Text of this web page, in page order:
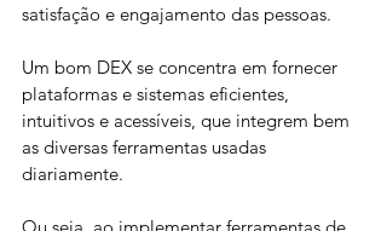
satisfação e engajamento das pessoas.
Um bom DEX se concentra em fornecer
plataformas e sistemas eficientes,
intuitivos e acessíveis, que integrem bem
as diversas ferramentas usadas
diariamente.